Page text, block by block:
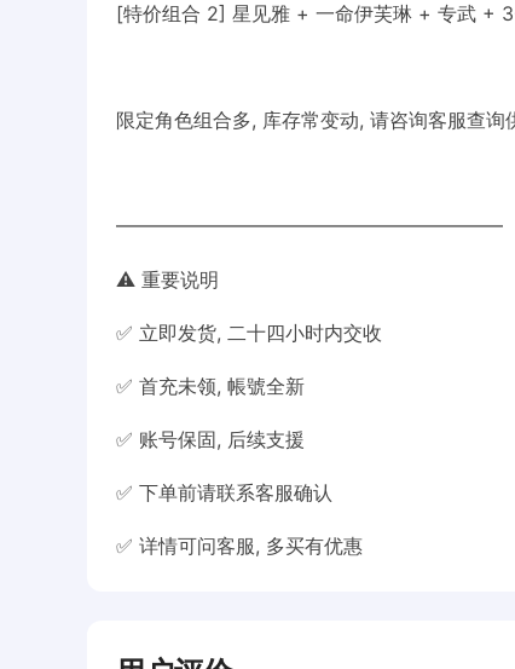
[特价组合 2] 星见雅 + 一命伊芙琳 + 专武 +
限定角色组合多, 库存常变动, 请咨询客服查询
━━━━━━━━━━━━━━━━━━━━
⚠️ 重要说明
✅ 立即发货, 二十四小时内交收
✅ 首充未领, 帳號全新
✅ 账号保固, 后续支援
✅ 下单前请联系客服确认
✅ 详情可问客服, 多买有优惠